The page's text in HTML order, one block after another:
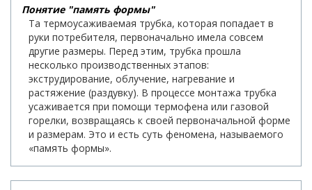
Понятие "память формы"
Та термоусаживаемая трубка, которая попадает в
руки потребителя, первоначально имела совсем
другие размеры. Перед этим, трубка прошла
несколько производственных этапов:
экструдирование, облучение, нагревание и
растяжение (раздувку). В процессе монтажа трубка
усаживается при помощи термофена или газовой
горелки, возвращаясь к своей первоначальной форме
и размерам. Это и есть суть феномена, называемого
«память формы».